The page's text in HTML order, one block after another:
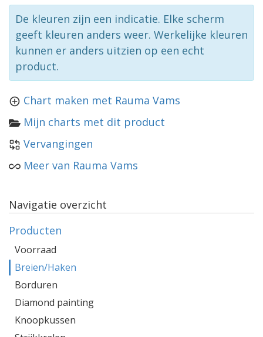
De kleuren zijn een indicatie. Elke scherm
geeft kleuren anders weer. Werkelijke kleuren
kunnen er anders uitzien op een echt
product.
Chart maken met Rauma Vams
Mijn charts met dit product
Vervangingen
Meer van Rauma Vams
Navigatie overzicht
Producten
Voorraad
Breien/Haken
Borduren
Diamond painting
Knoopkussen